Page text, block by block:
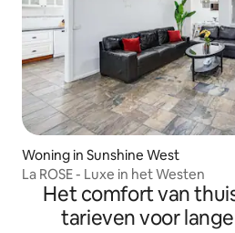
Woning in Sunshine West
La ROSE - Luxe in het Westen
Het comfort van
tarieven voor